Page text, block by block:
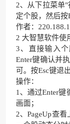
2、从下拉菜单
定个股，然后按
作者：
2 大智慧软件使
3、直接输入
Enter键确认并
可。按Esc键退出
操作：
1、通过Enter
画面；
2、PageUp查